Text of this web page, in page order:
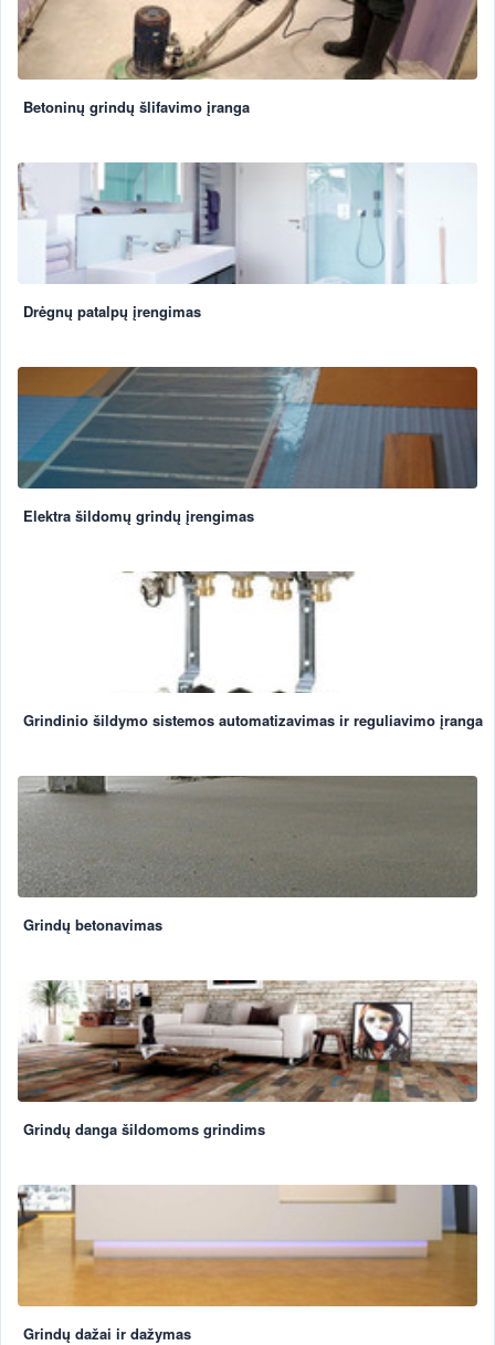
Betoninų grindų šlifavimo įranga
Drėgnų patalpų įrengimas
Elektra šildomų grindų įrengimas
Grindinio šildymo sistemos automatizavimas ir reguliavimo įranga
Grindų betonavimas
Grindų danga šildomoms grindims
Grindų dažai ir dažymas